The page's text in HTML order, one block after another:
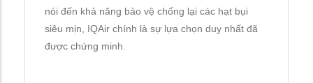
nói đến khả năng bảo vệ chống lại các hạt bụi
siêu mịn, IQAir chính là sự lựa chọn duy nhất đã
được chứng minh.